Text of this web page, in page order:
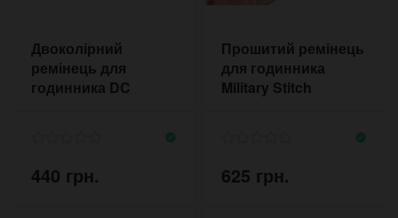
Двоколірний
ремінець для
годинника DC
440 грн.
Прошитий ремінець
для годинника
Military Stitch
625 грн.